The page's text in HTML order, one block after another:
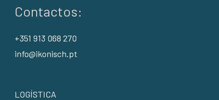
Contactos:
+351 913 068 270
info@ikonisch.pt
LOGÍSTICA